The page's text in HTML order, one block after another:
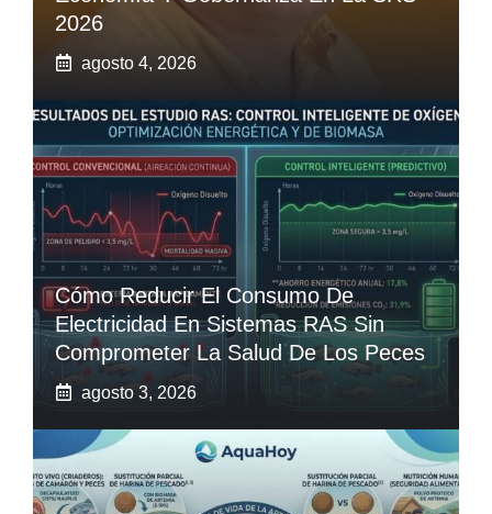
2026
agosto 4, 2026
Cómo Reducir El Consumo De
Electricidad En Sistemas RAS Sin
Comprometer La Salud De Los Peces
agosto 3, 2026